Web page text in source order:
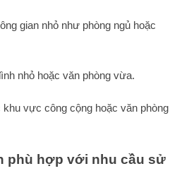
gian nhỏ như phòng ngủ hoặc
nhỏ hoặc văn phòng vừa.
vực công cộng hoặc văn phòng
phù hợp với nhu cầu sử